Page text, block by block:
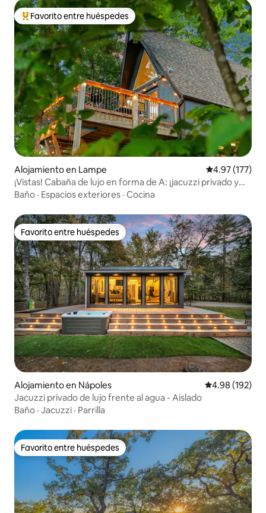
Favorito entre huéspedes preferido
Favorito entre huéspedes
Alojamiento en Lampe Calificación
4.97 (177)
¡Vistas! Cabaña de lujo en forma de A: ¡jacuzzi privado y
chimenea exterior!
Baño · Espacios exteriores · Cocina
Favorito entre huéspedes
Favorito entre huéspedes
Alojamiento en Nápoles Calificación
4.98 (192)
Jacuzzi privado de lujo frente al agua - Aislado
Baño · Jacuzzi · Parrilla
Favorito entre huéspedes
Favorito entre huéspedes